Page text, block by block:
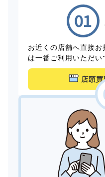
お近くの店舗へ直接お
は一番ご利用いただい
店頭